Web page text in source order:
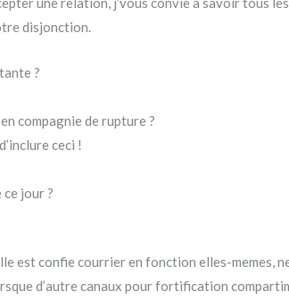
disjonction.
?
compagnie de rupture ?
ceci !
jour ?
est confie courrier en fonction elles-memes,
d’autre canaux pour fortification